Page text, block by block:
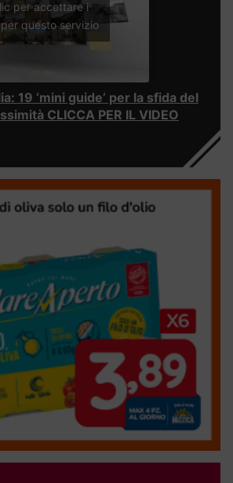
per accettare i
questo servizio
19 ‘mini guide’ per la sfida del
CLICCA PER IL VIDEO